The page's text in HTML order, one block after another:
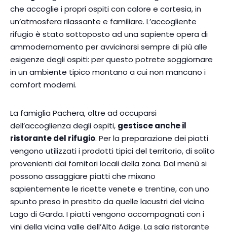
che accoglie i propri ospiti con calore e cortesia, in
un’atmosfera rilassante e familiare. L’accogliente
rifugio è stato sottoposto ad una sapiente opera di
ammodernamento per avvicinarsi sempre di più alle
esigenze degli ospiti: per questo potrete soggiornare
in un ambiente tipico montano a cui non mancano i
comfort moderni.
La famiglia Pachera, oltre ad occuparsi
dell’accoglienza degli ospiti, gestisce anche il
ristorante del rifugio. Per la preparazione dei piatti
vengono utilizzati i prodotti tipici del territorio, di solito
provenienti dai fornitori locali della zona. Dal menù si
possono assaggiare piatti che mixano
sapientemente le ricette venete e trentine, con uno
spunto preso in prestito da quelle lacustri del vicino
Lago di Garda. I piatti vengono accompagnati con i
vini della vicina valle dell’Alto Adige. La sala ristorante